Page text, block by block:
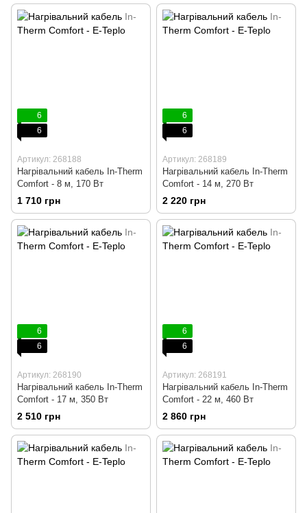
6
6
Артикул: 268188
Нагрівальний кабель In-Therm
Comfort - 8 м, 170 Вт
1 710 грн
6
6
Артикул: 268189
Нагрівальний кабель In-Therm
Comfort - 14 м, 270 Вт
2 220 грн
6
6
Артикул: 268190
Нагрівальний кабель In-Therm
Comfort - 17 м, 350 Вт
2 510 грн
6
6
Артикул: 268191
Нагрівальний кабель In-Therm
Comfort - 22 м, 460 Вт
2 860 грн